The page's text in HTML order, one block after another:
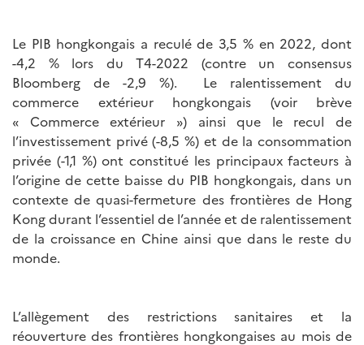
Le PIB hongkongais a reculé de 3,5 % en 2022, dont
-4,2 % lors du T4-2022 (contre un consensus
Bloomberg de -2,9 %). Le ralentissement du
commerce extérieur hongkongais (voir brève
« Commerce extérieur ») ainsi que le recul de
l’investissement privé (-8,5 %) et de la consommation
privée (-1,1 %) ont constitué les principaux facteurs à
l’origine de cette baisse du PIB hongkongais, dans un
contexte de quasi-fermeture des frontières de Hong
Kong durant l’essentiel de l’année et de ralentissement
de la croissance en Chine ainsi que dans le reste du
monde.
L’allègement des restrictions sanitaires et la
réouverture des frontières hongkongaises au mois de